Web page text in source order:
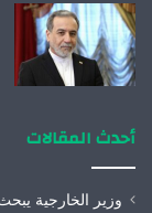
أحدث المقالات
وزير الخارجية